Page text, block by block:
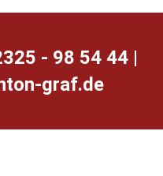
- 98 54 44 |